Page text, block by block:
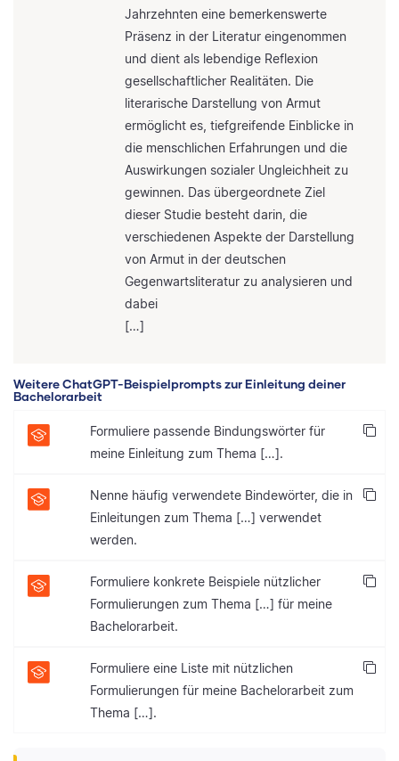
Jahrzehnten eine bemerkenswerte
Präsenz in der Literatur eingenommen
und dient als lebendige Reflexion
gesellschaftlicher Realitäten. Die
literarische Darstellung von Armut
ermöglicht es, tiefgreifende Einblicke in
die menschlichen Erfahrungen und die
Auswirkungen sozialer Ungleichheit zu
gewinnen. Das übergeordnete Ziel
dieser Studie besteht darin, die
verschiedenen Aspekte der Darstellung
von Armut in der deutschen
Gegenwartsliteratur zu analysieren und
dabei
[…]
Weitere ChatGPT-Beispielprompts zur Einleitung deiner
Bachelorarbeit
Formuliere passende Bindungswörter für
meine Einleitung zum Thema […].
Nenne häufig verwendete Bindewörter, die in
Einleitungen zum Thema […] verwendet
werden.
Formuliere konkrete Beispiele nützlicher
Formulierungen zum Thema […] für meine
Bachelorarbeit.
Formuliere eine Liste mit nützlichen
Formulierungen für meine Bachelorarbeit zum
Thema […].